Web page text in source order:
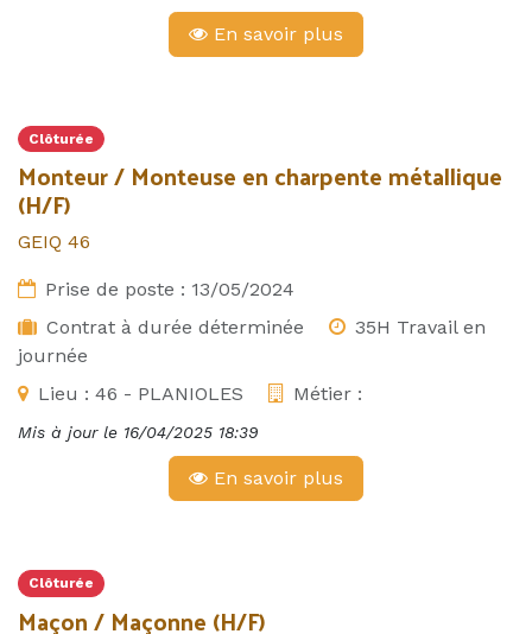
En savoir plus
Clôturée
Monteur / Monteuse en charpente métallique
(H/F)
GEIQ 46
Prise de poste : 13/05/2024
Contrat à durée déterminée
35H Travail en
journée
Lieu : 46 - PLANIOLES Métier :
Mis à jour le 16/04/2025 18:39
En savoir plus
Clôturée
Maçon / Maçonne (H/F)